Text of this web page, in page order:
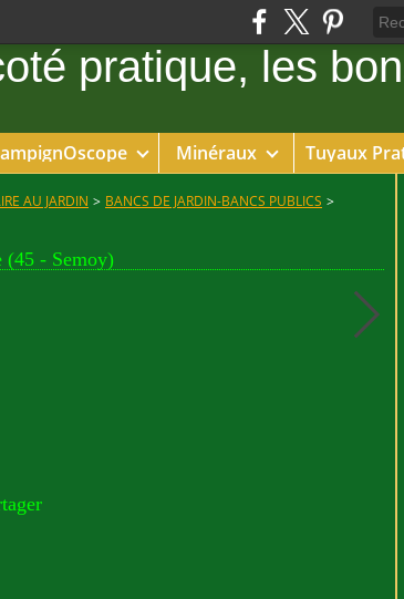
Minéraux Tuyaux
AU JARDIN > BANCS DE JARDIN-BANCS PUBLICS >
(45 - Semoy)